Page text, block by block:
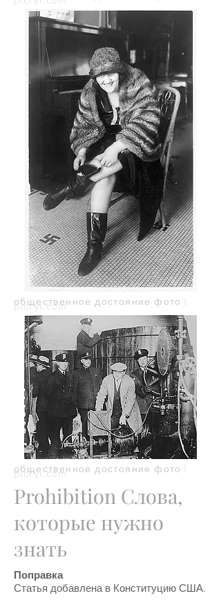
общественное достояние фото |
picryl.com
общественное достояние фото |
picryl.com
Prohibition Слова,
которые нужно
знать
Поправка
Статья добавлена в Конституцию США.